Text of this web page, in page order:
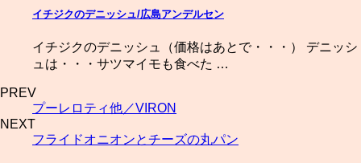
イチジクのデニッシュ/広島アンデルセン
イチジクのデニッシュ（価格はあとで・・・） デニッシ
ュは・・・サツマイモも食べた …
PREV
プーレロティ他／VIRON
NEXT
フライドオニオンとチーズの丸パン